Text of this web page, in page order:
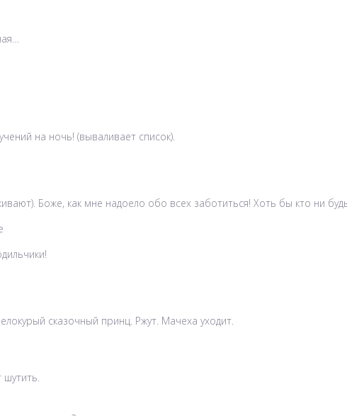
на ночь! (вываливает список).
Боже, как мне надоело обо всех заботиться! Хоть бы кто ни
сказочный принц. Ржут. Мачеха уходит.